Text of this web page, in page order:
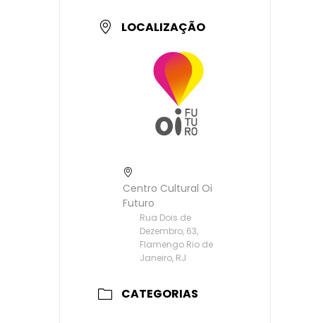
LOCALIZAÇÃO
Centro Cultural Oi
Futuro
Rua Dois de
Dezembro, 63,
Flamengo Rio de
Janeiro, RJ
CATEGORIAS